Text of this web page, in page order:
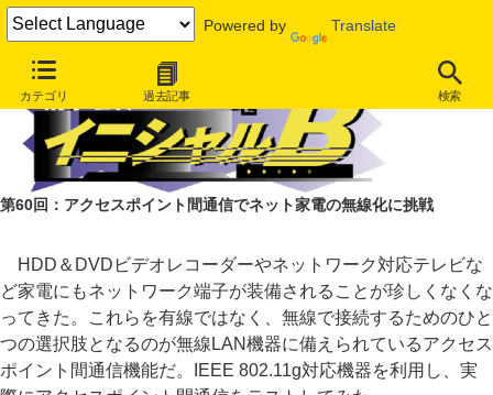
Powered by Translate
カテゴリ 過去記事 検索
第60回：アクセスポイント間通信でネット家電の無線化に挑戦
HDD＆DVDビデオレコーダーやネットワーク対応テレビな
ど家電にもネットワーク端子が装備されることが珍しくなくな
ってきた。これらを有線ではなく、無線で接続するためのひと
つの選択肢となるのが無線LAN機器に備えられているアクセス
ポイント間通信機能だ。IEEE 802.11g対応機器を利用し、実